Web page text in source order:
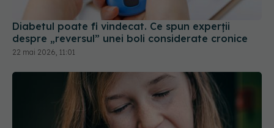
despre „reversul” unei boli considerate cronice
22 mai 2026, 11:01